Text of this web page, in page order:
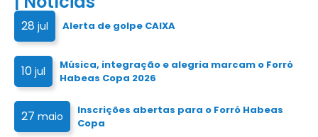
28 jul Alerta de golpe CAIXA
10 jul
Música, integração e alegria marcam o Forró
Habeas Copa 2026
27 maio
Inscrições abertas para o Forró Habeas
Copa